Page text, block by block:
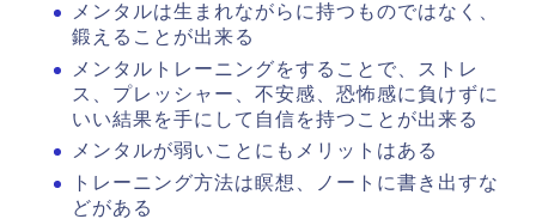
メンタルは生まれながらに持つものではなく、
鍛えることが出来る
メンタルトレーニングをすることで、ストレ
ス、プレッシャー、不安感、恐怖感に負けずに
いい結果を手にして自信を持つことが出来る
メンタルが弱いことにもメリットはある
トレーニング方法は瞑想、ノートに書き出すな
どがある
ホーム
お問い合わせ